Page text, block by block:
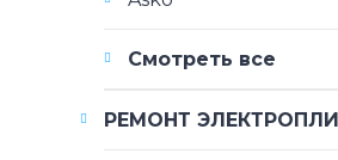
Смотреть все
РЕМОНТ